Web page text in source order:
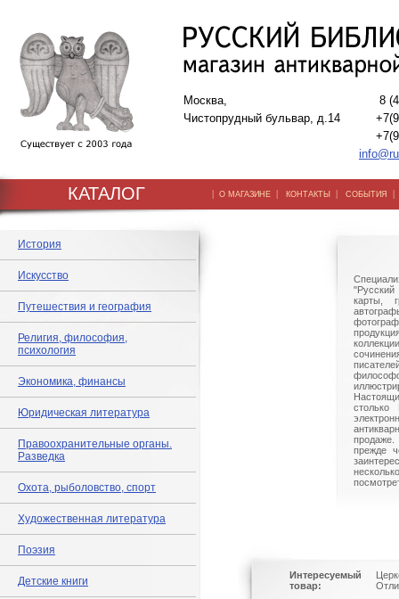
Москва,
Чистопрудный бульвар, д.14
8
КАТАЛОГ | О МАГАЗИНЕ | КОНТАКТЫ | СОБЫТИЯ
История
Искусство
Путешествия и география
Религия, философия,
психология
Экономика, финансы
Юридическая литература
Правоохранительные органы.
Разведка
Охота, рыболовство, спорт
Художественная литература
Поэзия
Детские книги
"Русский
карты,
столько
прежде
Интересуемый
товар: